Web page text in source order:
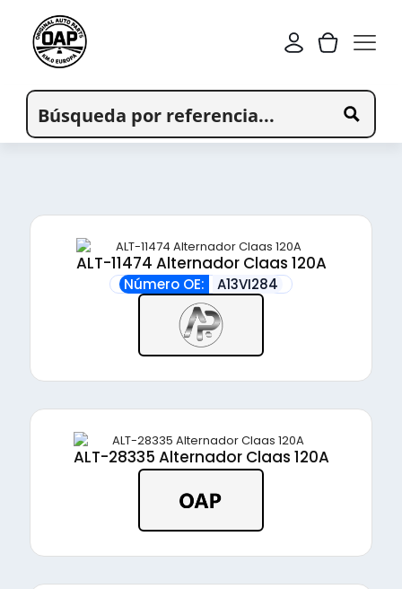
ALT-11474 Alternador Claas 120A
Número OE: A13VI284
ALT-28335 Alternador Claas 120A